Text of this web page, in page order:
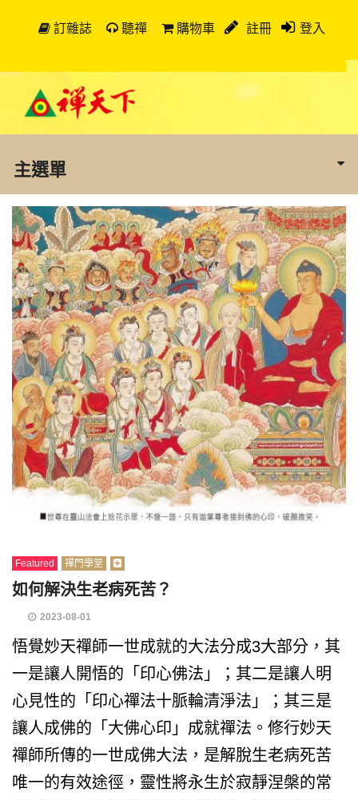
訂雜誌 聽禪 購物車 註冊 登入
主選單
Featured 禪門學堂
如何解決生老病死苦？
2023-08-01
悟覺妙天禪師一世成就的大法分成3大部分，其
一是讓人開悟的「印心佛法」；其二是讓人明
心見性的「印心禪法十脈輪清淨法」；其三是
讓人成佛的「大佛心印」成就禪法。修行妙天
禪師所傳的一世成佛大法，是解脫生老病死苦
唯一的有效途徑，靈性將永生於寂靜涅槃的常